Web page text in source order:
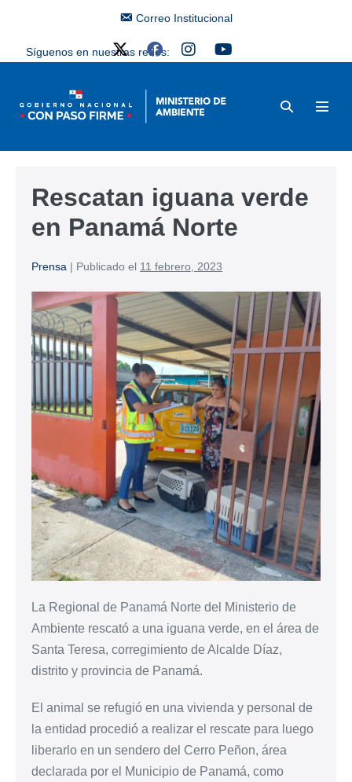
Correo Institucional
Síguenos en nuestras redes:
Rescatan iguana verde
en Panamá Norte
Prensa | Publicado el 11 febrero, 2023
La Regional de Panamá Norte del Ministerio de
Ambiente rescató a una iguana verde, en el área de
Santa Teresa, corregimiento de Alcalde Díaz,
distrito y provincia de Panamá.
El animal se refugió en una vivienda y personal de
la entidad procedió a realizar el rescate para luego
liberarlo en un sendero del Cerro Peñon, área
declarada por el Municipio de Panamá, como